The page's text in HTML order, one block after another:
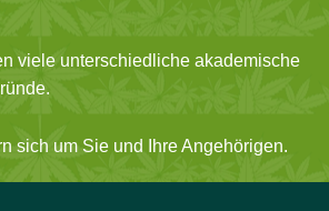
viele unterschiedliche akademische
sich um Sie und Ihre Angehörigen.